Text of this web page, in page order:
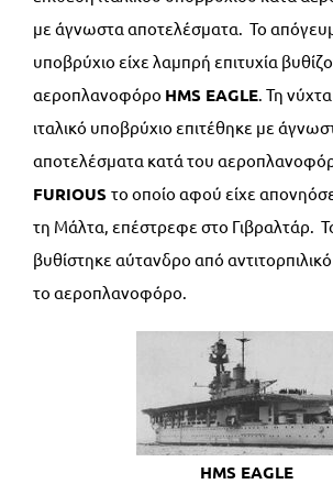
με άγνωστα αποτελέσματα. Το
υποβρύχιο είχε λαμπρή επιτυχία
αεροπλανοφόρο HMS EAGLE. Τη
ιταλικό υποβρύχιο επιτέθηκε με
αποτελέσματα κατά του
FURIOUS το οποίο αφού είχε
τη Μάλτα, επέστρεφε στο Γιβραλτάρ.
βυθίστηκε αύτανδρο από
το αεροπλανοφόρο.
HMS EAGLE